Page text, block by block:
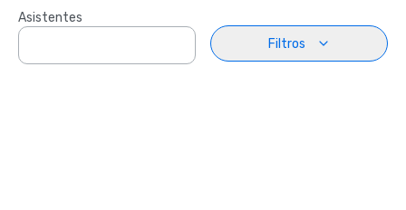
Asistentes
Filtros